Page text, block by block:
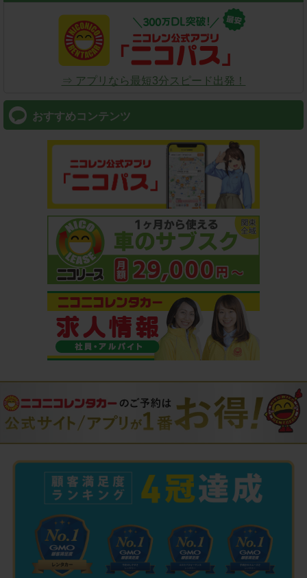
⇒ アプリなら最短3分スピード出発！
おすすめコンテンツ